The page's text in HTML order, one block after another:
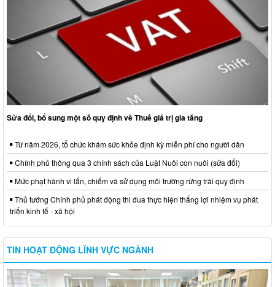
Sửa đổi, bổ sung một số quy định về Thuế giá trị gia tăng
Từ năm 2026, tổ chức khám sức khỏe định kỳ miễn phí cho người dân
Chính phủ thông qua 3 chính sách của Luật Nuôi con nuôi (sửa đổi)
Mức phạt hành vi lấn, chiếm và sử dụng môi trường rừng trái quy định
Thủ tướng Chính phủ phát động thi đua thực hiện thắng lợi nhiệm vụ phát
triển kinh tế - xã hội
TIN HOẠT ĐỘNG LĨNH VỰC NGÀNH